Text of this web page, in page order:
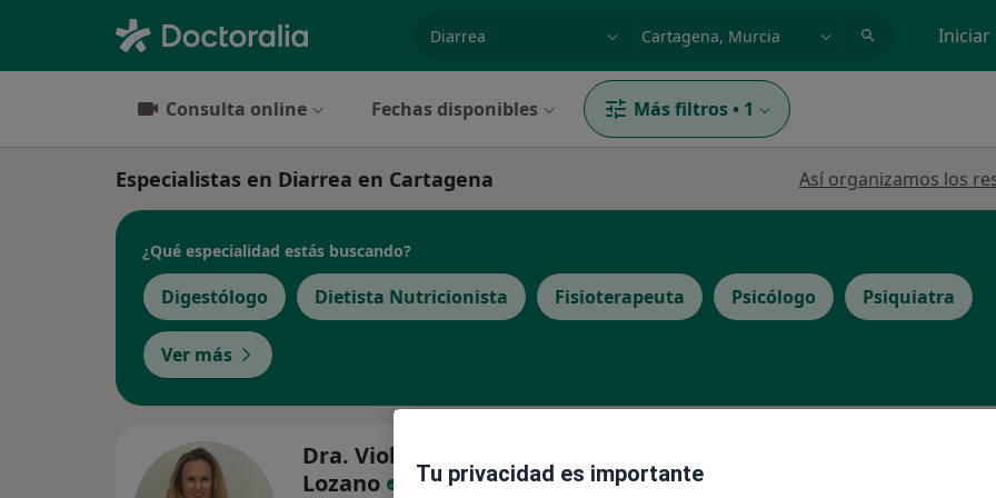
Iniciar
Consulta online Fechas disponibles Más filtros • 1
Especialistas en Diarrea en Cartagena Así organizamos los
¿Qué especialidad estás buscando?
Digestólogo Dietista Nutricionista Fisioterapeuta Psicólogo Psiquiatra
Ver más
Dra. Violeta Sastre
Lozano
Tu privacidad es importante